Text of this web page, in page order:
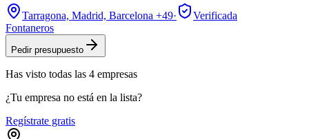
Tarragona, Madrid, Barcelona +49·
Verificada
Fontaneros
Pedir presupuesto
Has visto todas las 4 empresas
¿Tu empresa no está en la lista?
Regístrate gratis